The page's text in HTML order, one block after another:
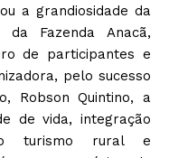
a grandiosidade da
Fazenda Anacã,
de participantes e
pelo sucesso
Robson Quintino, a
de vida, integração
turismo rural e